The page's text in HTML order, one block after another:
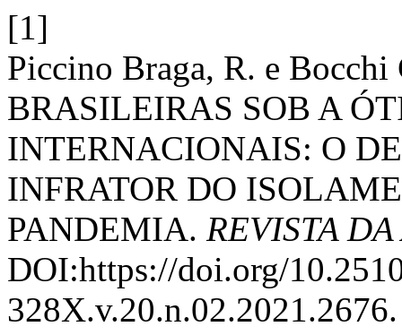
[1]
Piccino Braga, R. e
BRASILEIRAS SOB A
INTERNACIONAIS: O
INFRATOR DO
PANDEMIA. REVISTA
DOI:https://doi.org/
328X.v.20.n.02.2021.2676.